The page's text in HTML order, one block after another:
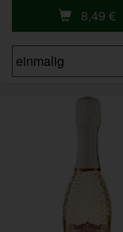
8,49 €